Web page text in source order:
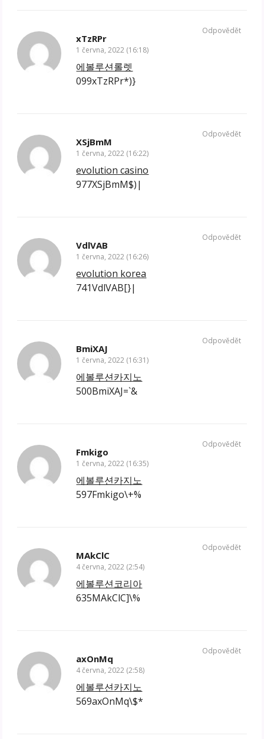
xTzRPr
1 června, 2022 (16:18)
에볼루션롤렛
099xTzRPr*)}
Odpovědět
XSjBmM
1 června, 2022 (16:22)
evolution casino
977XSjBmM$)|
Odpovědět
VdlVAB
1 června, 2022 (16:26)
evolution korea
741VdlVAB[}|
Odpovědět
BmiXAJ
1 června, 2022 (16:31)
에볼루션카지노
500BmiXAJ=`&
Odpovědět
Fmkigo
1 června, 2022 (16:35)
에볼루션카지노
597Fmkigo\+%
Odpovědět
MAkClC
4 června, 2022 (2:54)
에볼루션코리아
635MAkClC]\%
Odpovědět
axOnMq
4 června, 2022 (2:58)
에볼루션카지노
569axOnMq\$*
Odpovědět